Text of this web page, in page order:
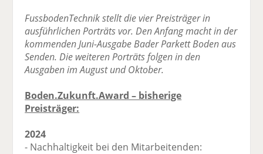
FussbodenTechnik stellt die vier Preisträger in
ausführlichen Porträts vor. Den Anfang macht in der
kommenden Juni-Ausgabe Bader Parkett Boden aus
Senden. Die weiteren Porträts folgen in den
Ausgaben im August und Oktober.
Boden.Zukunft.Award – bisherige
Preisträger:
2024
- Nachhaltigkeit bei den Mitarbeitenden: